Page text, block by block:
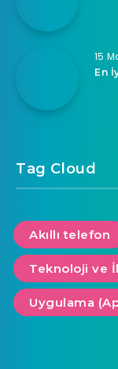
15
En
Tag Cloud
Akıllı telefon
Teknoloji ve
Uygulama